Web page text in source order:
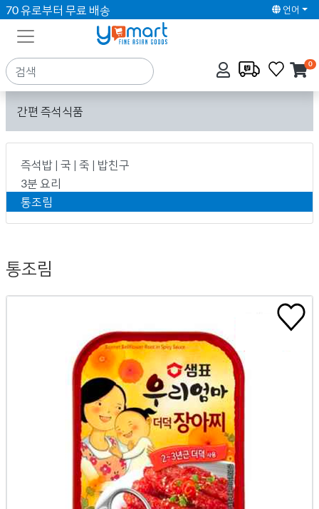
70 유로부터 무료 배송 언어
0
간편 즉석식품
즉석밥 | 국 | 죽 | 밥친구
3분 요리
통조림
통조림